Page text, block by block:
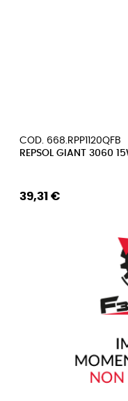
COD. 668.RPP1120QFB
REPSOL GIANT 3060
39,31 €